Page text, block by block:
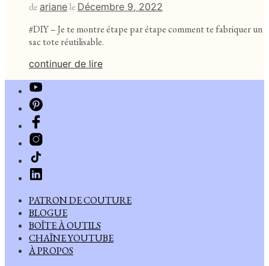
de ariane le Décembre 9, 2022
#DIY – Je te montre étape par étape comment te fabriquer un
sac tote réutilisable.
continuer de lire
PATRON DE COUTURE
BLOGUE
BOÎTE À OUTILS
CHAÎNE YOUTUBE
À PROPOS